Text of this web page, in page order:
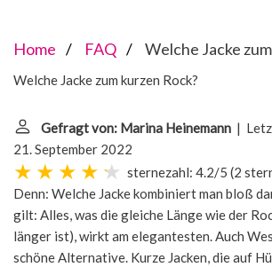
Home FAQ Welche Jacke
Welche Jacke zum kurzen Rock?
Gefragt von: Marina Heinemann |
21. September 2022
sternezahl: 4.2/5 (2
Denn: Welche Jacke kombiniert man bloß
gilt: Alles, was die gleiche Länge wie der
länger ist), wirkt am elegantesten. Auch
schöne Alternative. Kurze Jacken, die auf